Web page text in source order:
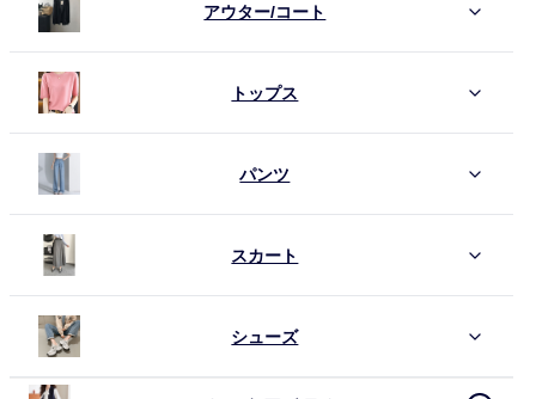
アウター/コート
トップス
パンツ
スカート
シューズ